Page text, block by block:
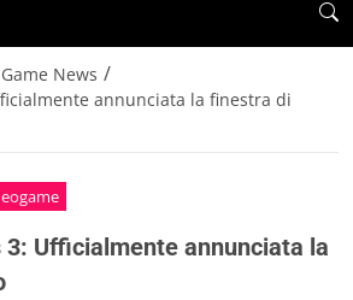
Game News /
annunciata la finestra di
3: Ufficialmente annunciata la